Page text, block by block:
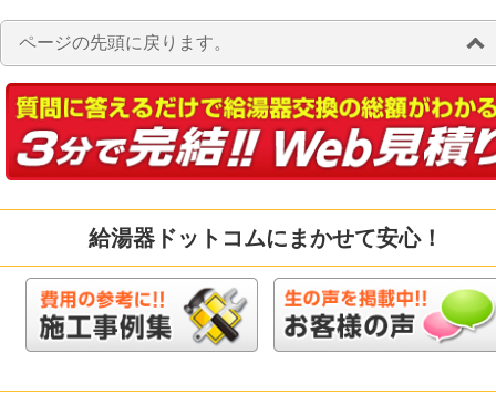
ページの先頭に戻ります。
給湯器ドットコムにまかせて安心！